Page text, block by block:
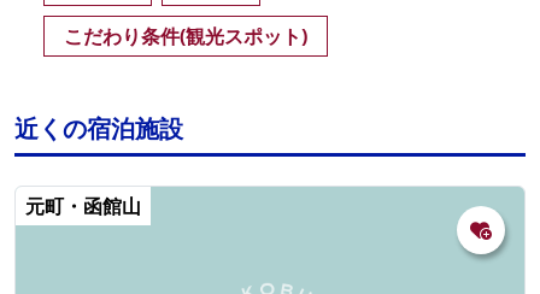
こだわり条件(観光スポット)
近くの宿泊施設
元町・函館山